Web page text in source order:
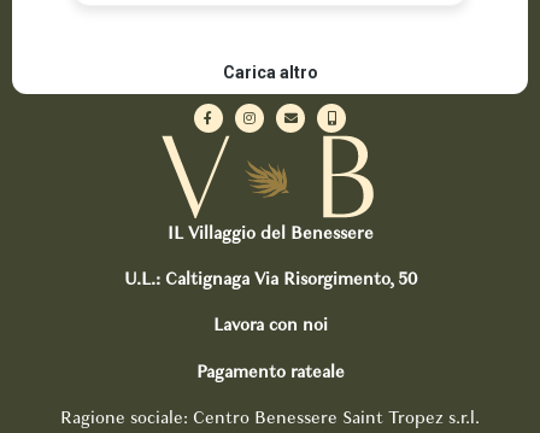
IL Villaggio del Benessere
U.L.: Caltignaga Via Risorgimento, 50
Lavora con noi
Pagamento rateale
Ragione sociale: Centro Benessere Saint Tropez s.r.l.